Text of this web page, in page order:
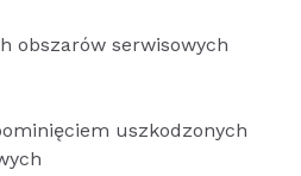
obszarów serwisowych
uszkodzonych